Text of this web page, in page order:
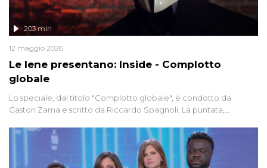
Le Iene presentano: Inside - Complotto
globale
203 min
12 maggio 2026
Lo speciale, dal titolo "Complotto globale", è condotto da
Gaston Zama e scritto da Riccardo Spagnoli. La puntata,
racconta l'universo delle narrazioni alternative, dei sospetti
globali e del complottismo che negli ultimi anni hanno invaso
social network, talk show, piazze digitali e immaginario collettivo.